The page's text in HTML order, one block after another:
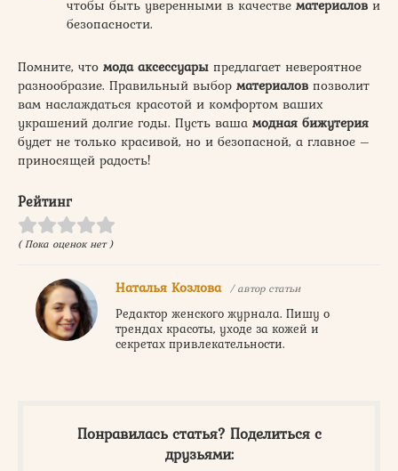
чтобы быть уверенными в качестве материалов и
безопасности.
Помните, что мода аксессуары предлагает невероятное
разнообразие. Правильный выбор материалов позволит
вам наслаждаться красотой и комфортом ваших
украшений долгие годы. Пусть ваша модная бижутерия
будет не только красивой, но и безопасной, а главное –
приносящей радость!
Рейтинг
( Пока оценок нет )
Наталья Козлова / автор статьи
Редактор женского журнала. Пишу о
трендах красоты, уходе за кожей и
секретах привлекательности.
Понравилась статья? Поделиться с
друзьями: